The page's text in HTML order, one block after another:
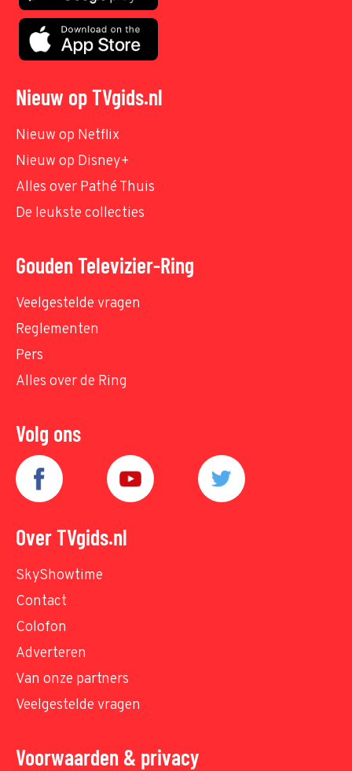
Nieuw op TVgids.nl
Nieuw op Netflix
Nieuw op Disney+
Alles over Pathé Thuis
De leukste collecties
Gouden Televizier-Ring
Veelgestelde vragen
Reglementen
Pers
Alles over de Ring
Volg ons
Over TVgids.nl
SkyShowtime
Contact
Colofon
Adverteren
Van onze partners
Veelgestelde vragen
Voorwaarden & privacy